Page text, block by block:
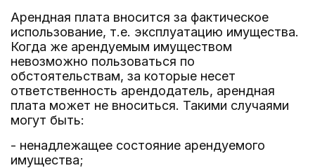
Арендная плата вносится за фактическое
использование, т.е. эксплуатацию имущества.
Когда же арендуемым имуществом
невозможно пользоваться по
обстоятельствам, за которые несет
ответственность арендодатель, арендная
плата может не вноситься. Такими случаями
могут быть:
- ненадлежащее состояние арендуемого
имущества;